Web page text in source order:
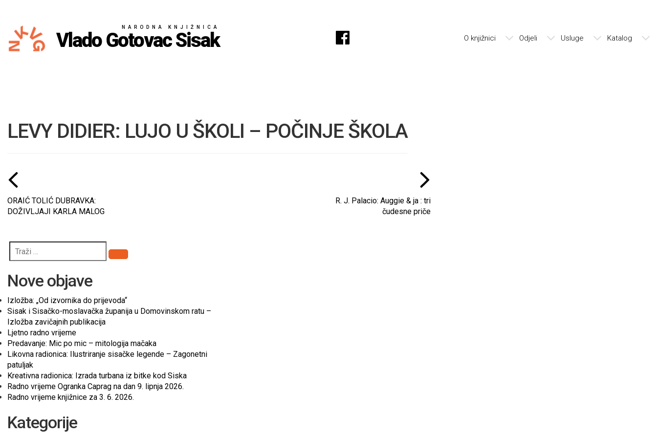
NARODNA KNJIŽNICA
Vlado Gotovac Sisak O knjižnici Odjeli Usluge Katalog
LEVY DIDIER: LUJO U ŠKOLI – POČINJE ŠKOLA
ORAIĆ TOLIĆ DUBRAVKA:
DOŽIVLJAJI KARLA MALOG
R. J. Palacio: Auggie & ja : tri
čudesne priče
Pretraži
Nove objave
Izložba: „Od izvornika do prijevoda“
Sisak i Sisačko-moslavačka županija u Domovinskom ratu –
Izložba zavičajnih publikacija
Ljetno radno vrijeme
Predavanje: Mic po mic – mitologija mačaka
Likovna radionica: Ilustriranje sisačke legende – Zagonetni
patuljak
Kreativna radionica: Izrada turbana iz bitke kod Siska
Radno vrijeme Ogranka Caprag na dan 9. lipnja 2026.
Radno vrijeme knjižnice za 3. 6. 2026.
Kategorije